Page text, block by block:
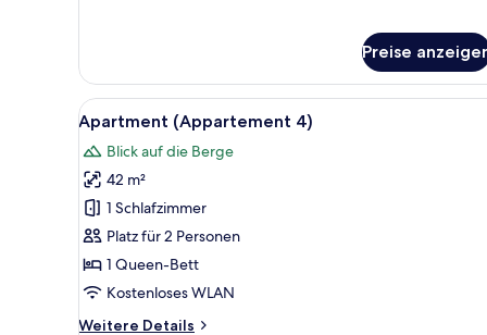
(Appartement
Preise
Alle
Fotos
für
Apartment
(Appartement
4)
anzeigen
Ein Essbereich mit
10
Apartment (Appartement 4)
Blick auf die Berge
42 m²
1 Schlafzimmer
Platz für 2 Personen
1 Queen-Bett
Kostenloses WLAN
Weitere Details
Weitere